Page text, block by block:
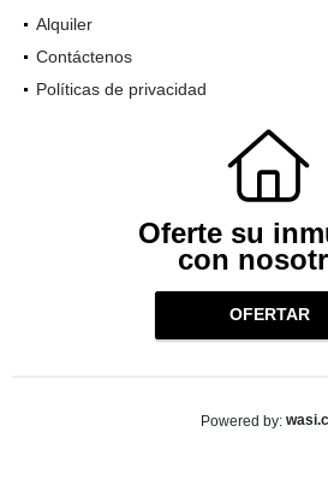
Ventas
Alquiler
Contáctenos
Oferte su
con
OFERTAR